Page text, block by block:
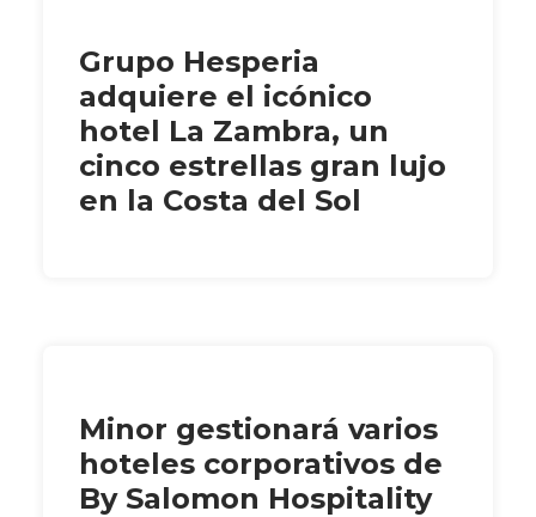
Grupo Hesperia
adquiere el icónico
hotel La Zambra, un
cinco estrellas gran lujo
en la Costa del Sol
Minor gestionará varios
hoteles corporativos de
By Salomon Hospitality